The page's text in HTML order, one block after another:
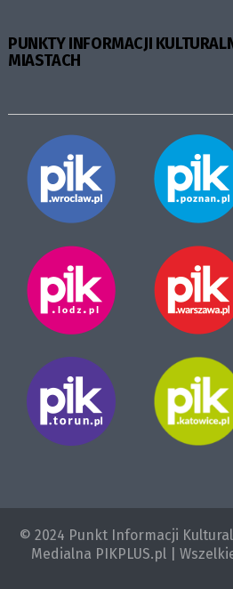
PUNKTY INFORMACJI
MIASTACH
© 2024 Punkt Informacji
Medialna PIKPLUS.pl |